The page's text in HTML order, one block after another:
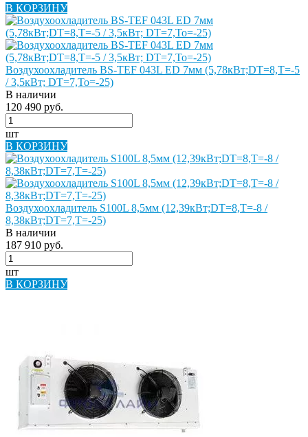
В КОРЗИНУ
Воздухоохладитель BS-TEF 043L ED 7мм (5,78кВт;DT=8,Т=-5
/ 3,5кВт; DT=7,То=-25)
В наличии
120 490 руб.
шт
В КОРЗИНУ
Воздухоохладитель S100L 8,5мм (12,39кВт;DT=8,Т=-8 /
8,38кВт;DT=7,Т=-25)
В наличии
187 910 руб.
шт
В КОРЗИНУ